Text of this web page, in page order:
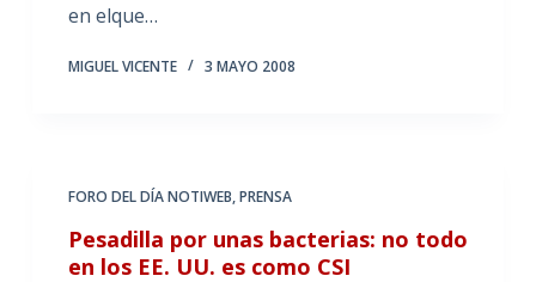
en elque…
MIGUEL VICENTE 3 MAYO 2008
FORO DEL DÍA NOTIWEB,PRENSA
Pesadilla por unas bacterias: no todo
en los EE. UU. es como CSI